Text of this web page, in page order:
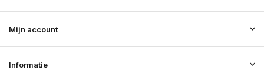
Mijn account
Informatie